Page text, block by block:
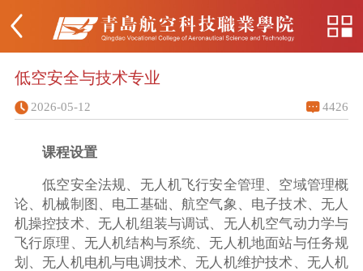
低空安全与技术专业
2026-05-12 4426
课程设置
低空安全法规、无人机飞行安全管理、空域管理概
论、机械制图、电工基础、航空气象、电子技术、无人
机操控技术、无人机组装与调试、无人机空气动力学与
飞行原理、无人机结构与系统、无人机地面站与任务规
划、无人机电机与电调技术、无人机维护技术、无人机